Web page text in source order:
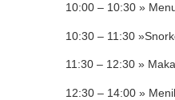
10:00 – 10:30 »
10:30 – 11:30
11:30 – 12:30 »
12:30 – 14:00 »